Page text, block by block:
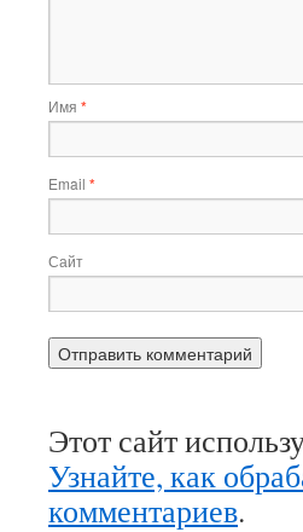
Имя *
Email *
Сайт
Этот сайт
Узнайте, как
комментариев.